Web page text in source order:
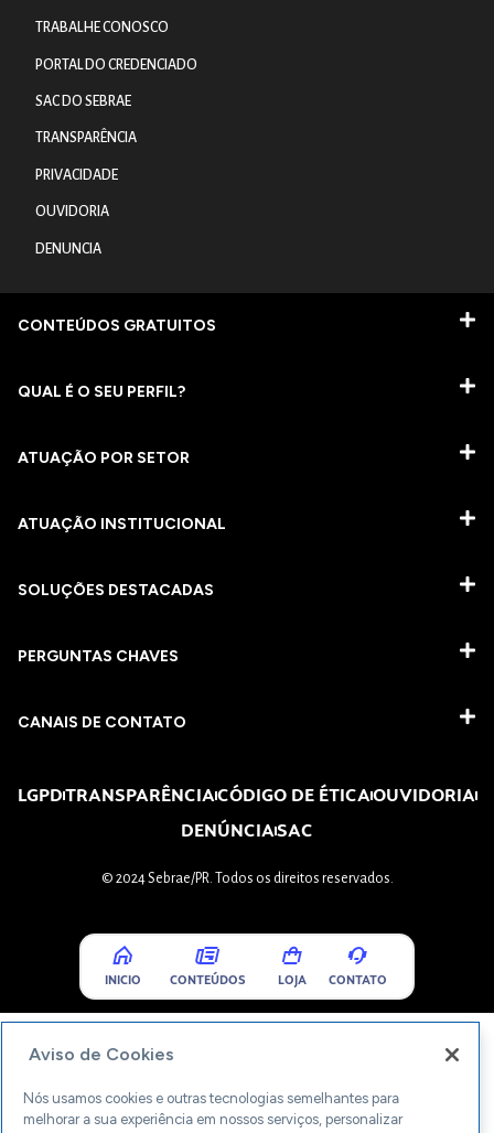
TRABALHE CONOSCO
PORTAL DO CREDENCIADO
SAC DO SEBRAE
TRANSPARÊNCIA
PRIVACIDADE
OUVIDORIA
DENUNCIA
CONTEÚDOS GRATUITOS
QUAL É O SEU PERFIL?
ATUAÇÃO POR SETOR
ATUAÇÃO INSTITUCIONAL
SOLUÇÕES DESTACADAS
PERGUNTAS CHAVES​
CANAIS DE CONTATO
LGPDTRANSPARÊNCIACÓDIGO DE ÉTICAOUVIDORIA
DENÚNCIASAC
© 2024 Sebrae/PR. Todos os direitos reservados.
INICIO CONTEÚDOS LOJA CONTATO
Aviso de Cookies
Nós usamos cookies e outras tecnologias semelhantes para
melhorar a sua experiência em nossos serviços, personalizar